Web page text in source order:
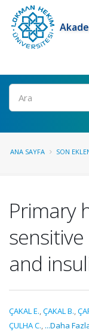
Ara
ANA SAYFA SON
Primary
and
ÇAKAL E.,ÇAKAL B.,
ÇULHA C., ...Daha